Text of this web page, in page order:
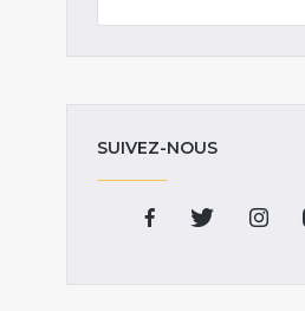
SUIVEZ-NOUS